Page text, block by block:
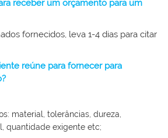
receber um orçamento para um
fornecidos, leva 1-4 dias para citar
reúne para fornecer para
material, tolerâncias, dureza,
quantidade exigente etc;